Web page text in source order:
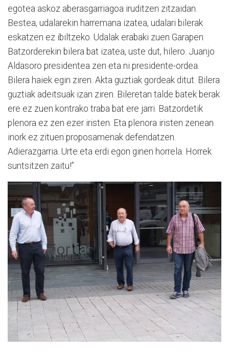
egotea askoz aberasgarriagoa iruditzen zitzaidan.
Bestea, udalarekin harremana izatea, udalari bilerak
eskatzen ez ibiltzeko. Udalak erabaki zuen Garapen
Batzorderekin bilera bat izatea, uste dut, hilero. Juanjo
Aldasoro presidentea zen eta ni presidente-ordea.
Bilera haiek egin ziren. Akta guztiak gordeak ditut. Bilera
guztiak adeitsuak izan ziren. Bileretan talde batek berak
ere ez zuen kontrako traba bat ere jarri. Batzordetik
plenora ez zen ezer iristen. Eta plenora iristen zenean
inork ez zituen proposamenak defendatzen.
Adierazgarria. Urte eta erdi egon ginen horrela. Horrek
suntsitzen zaitu!”